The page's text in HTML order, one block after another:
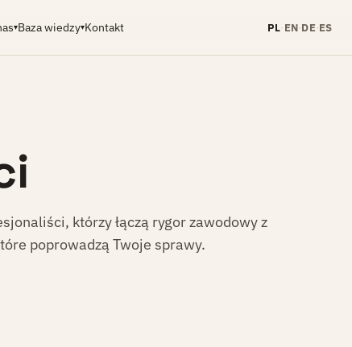
▾Baza wiedzy▾Kontakt PL·EN·DE·ES
którzy łączą rygor zawodowy z
poprowadzą Twoje sprawy.